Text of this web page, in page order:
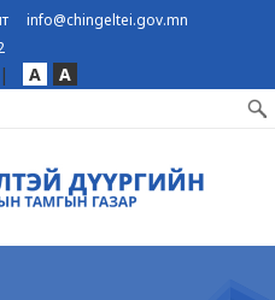
info@chingeltei.gov.mn
| A A